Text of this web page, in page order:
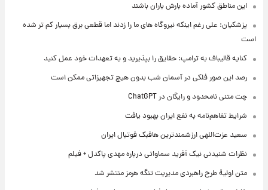
این مناطق کشور آماده بارش باران باشند
پزشکیان: علی رغم اینکه نیروگاه های ما را زدند اما قطعی برق بسیار کم تر شده
است
کنایه قالیباف به ترامپ: حقایق را بپذیرید و به تعهدات خود عمل کنید
رصد این صور فلکی در آسمان شب بدون هیچ تجهیزاتی ممکن است
چت متنی نامحدود و رایگان در ChatGPT
شرایط تفاهم‌نامه به نفع ایران بهبود یافت
سعید عزت‌اللهی ارزشمندترین هافبک فوتبال ایران
نظرات شنیدنی نیک آفرید سماواتی درباره مهدی پاکدل + فیلم
متن اولیۀ طرح راهبردی مدیریت تنگه هرمز منتشر شد